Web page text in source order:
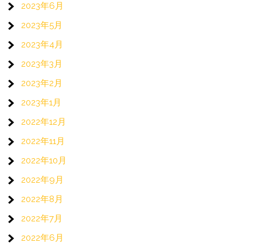
2023年6月
2023年5月
2023年4月
2023年3月
2023年2月
2023年1月
2022年12月
2022年11月
2022年10月
2022年9月
2022年8月
2022年7月
2022年6月